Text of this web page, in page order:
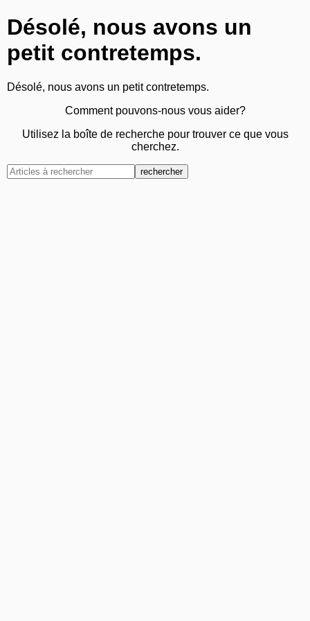
Désolé, nous avons un
petit contretemps.
Désolé, nous avons un petit contretemps.
Comment pouvons-nous vous aider?
Utilisez la boîte de recherche pour trouver ce que vous
cherchez.
rechercher